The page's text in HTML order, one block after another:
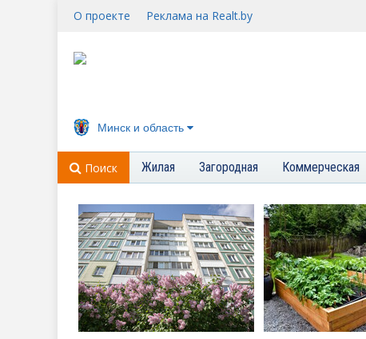
О проекте Реклама на Realt.by
Минск и область
Поиск Жилая Загородная Коммерческая